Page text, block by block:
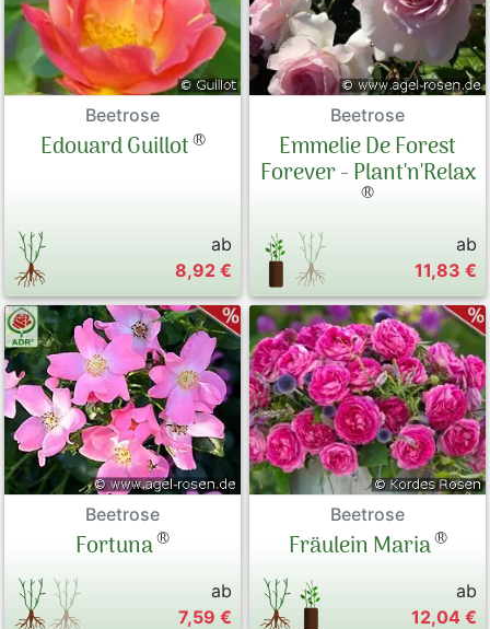
Beetrose
Edouard Guillot®
ab
8,92 €
Beetrose
Emmelie De Forest
Forever - Plant'n'Relax
®
ab
11,83 €
Beetrose
Fortuna®
ab
7,59 €
Beetrose
Fräulein Maria®
ab
12,04 €